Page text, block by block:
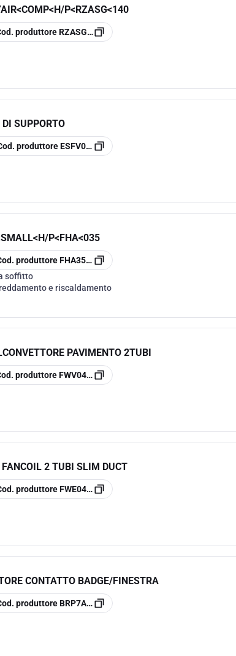
P<RZASG<140
produttore RZASG140MY
SUPPORTO
produttore ESFV06A6
P<FHA<035
produttoreFHA35A9
soffitto
e riscaldamento
PAVIMENTO 2TUBI
produttoreFWV04DTN
2 TUBI SLIM DUCT
Lproduttore FWE04DATN5V3-L
CONTATTO BADGE/FINESTRA
produttore BRP7A53